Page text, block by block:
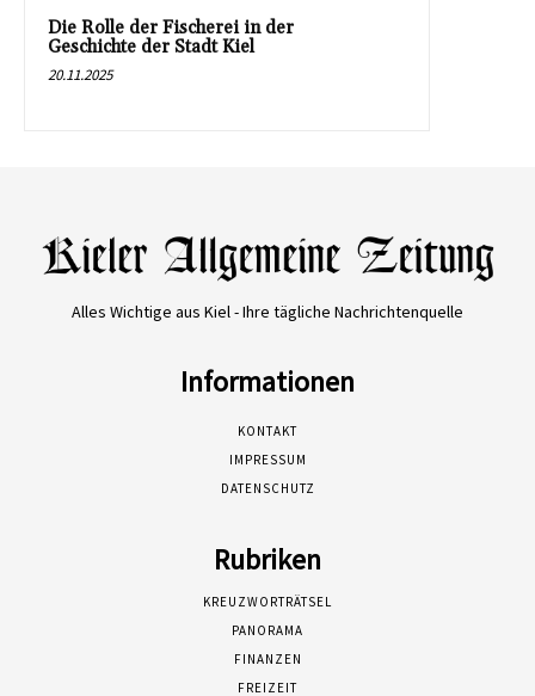
Die Rolle der Fischerei in der
Geschichte der Stadt Kiel
20.11.2025
Alles Wichtige aus Kiel - Ihre tägliche Nachrichtenquelle
Informationen
KONTAKT
IMPRESSUM
DATENSCHUTZ
Rubriken
KREUZWORTRÄTSEL
PANORAMA
FINANZEN
FREIZEIT